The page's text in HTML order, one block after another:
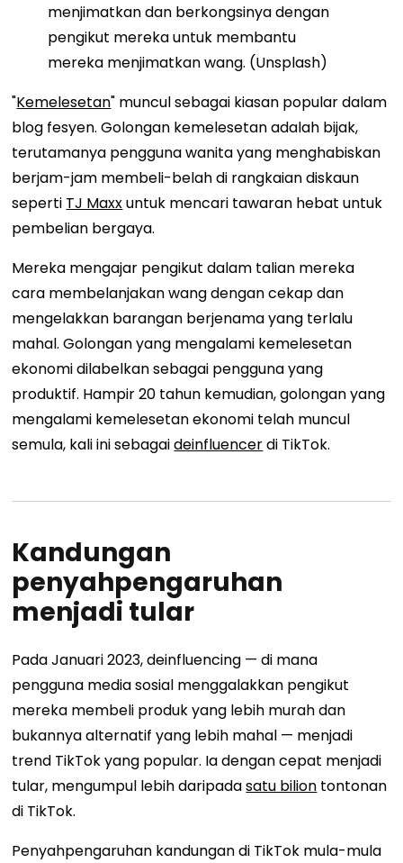
menjimatkan dan berkongsinya dengan
pengikut mereka untuk membantu
mereka menjimatkan wang. (Unsplash)
"Kemelesetan" muncul sebagai kiasan popular dalam
blog fesyen. Golongan kemelesetan adalah bijak,
terutamanya pengguna wanita yang menghabiskan
berjam-jam membeli-belah di rangkaian diskaun
seperti TJ Maxxuntuk mencari tawaran hebat untuk
pembelian bergaya.
Mereka mengajar pengikut dalam talian mereka
cara membelanjakan wang dengan cekap dan
mengelakkan barangan berjenama yang terlalu
mahal. Golongan yang mengalami kemelesetan
ekonomi dilabelkan sebagai pengguna yang
produktif. Hampir 20 tahun kemudian, golongan yang
mengalami kemelesetan ekonomi telah muncul
semula, kali ini sebagaideinfluencerdi TikTok.
Kandungan
penyahpengaruhan
menjadi tular
Pada Januari 2023, deinfluencing — di mana
pengguna media sosial menggalakkan pengikut
mereka membeli produk yang lebih murah dan
bukannya alternatif yang lebih mahal — menjadi
trend TikTok yang popular. Ia dengan cepat menjadi
tular, mengumpul lebih daripadasatu bilion tontonan
di TikTok.
Penyahpengaruhan kandungan di TikTok mula-mula